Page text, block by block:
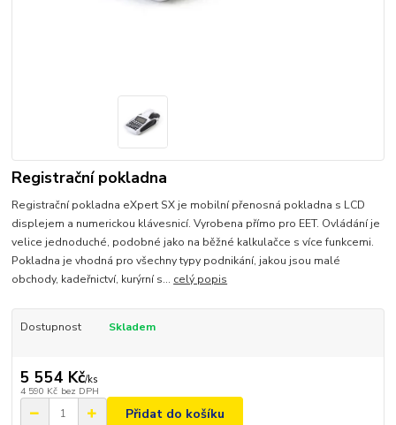
Registrační pokladna
Registrační pokladna eXpert SX je mobilní přenosná pokladna s LCD
displejem a numerickou klávesnicí. Vyrobena přímo pro EET. Ovládání je
velice jednoduché, podobné jako na běžné kalkulačce s více funkcemi.
Pokladna je vhodná pro všechny typy podnikání, jakou jsou malé
obchody, kadeřnictví, kurýrní s... celý popis
Dostupnost Skladem
5 554 Kč/ks
4 590 Kč bez DPH
Přidat do košíku